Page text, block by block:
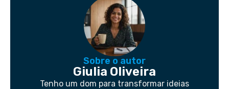
Sobre o autor
Giulia Oliveira
Tenho um dom para transformar ideias